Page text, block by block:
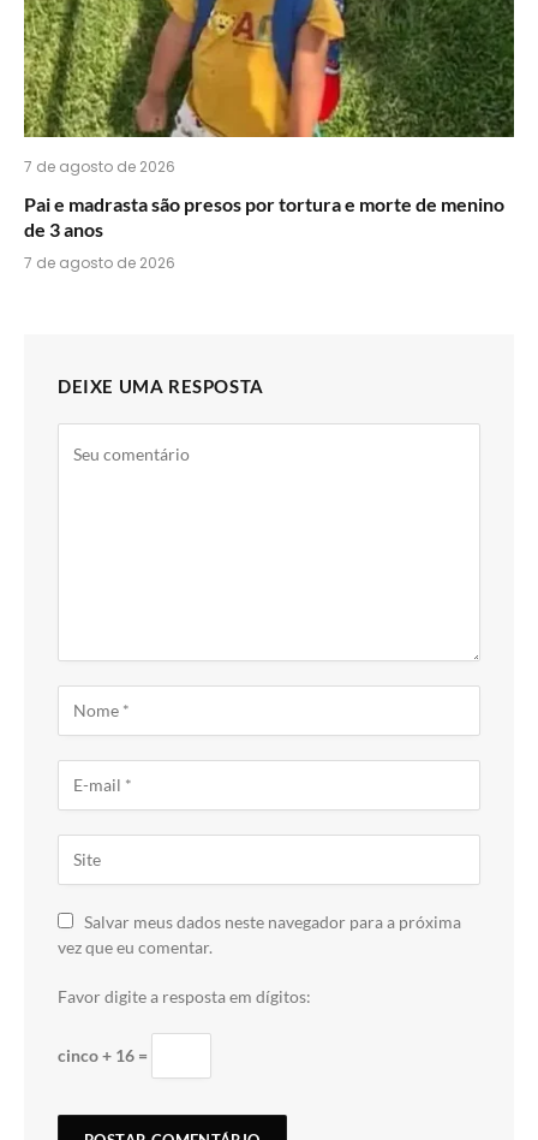
7 de agosto de 2026
Pai e madrasta são presos por tortura e morte de menino
de 3 anos
7 de agosto de 2026
DEIXE UMA RESPOSTA
Salvar meus dados neste navegador para a próxima
vez que eu comentar.
Favor digite a resposta em dígitos:
cinco + 16 =